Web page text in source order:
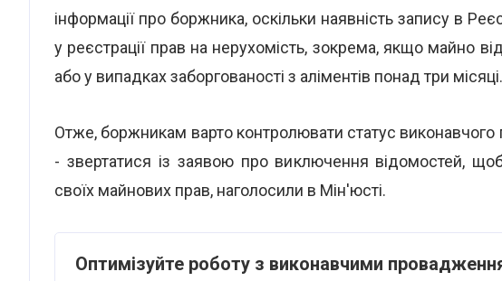
інформації про боржника, оскільки наявність запису в
у реєстрації прав на нерухомість, зокрема, якщо майно
або у випадках заборгованості з аліментів понад три місяці.
Отже, боржникам варто контролювати статус виконавчого
- звертатися із заявою про виключення відомостей,
своїх майнових прав, наголосили в Мін'юсті.
Оптимізуйте роботу з виконавчими